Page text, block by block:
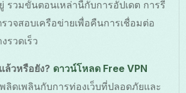
รวมขั้นตอนเหล่านี้กับการอัปเดต การรี
วจสอบเครือข่ายเพื่อคืนการเชื่อมต่อ
รวดเร็ว
ล้วหรือยัง? ดาวน์โหลด Free VPN
ลิดเพลินกับการท่องเว็บที่ปลอดภัยและ